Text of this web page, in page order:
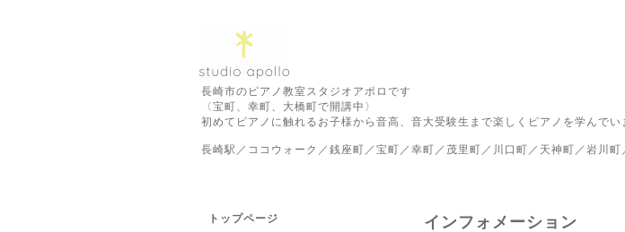
長崎市のピアノ教室スタジオアポロです
〈宝町、幸町、大橋町で開講中〉
初めてピアノに触れるお子様から音高、音大受験生まで楽しくピアノを学んでい
長崎駅／ココウォーク／銭座町／宝町／幸町／茂里町／川口町／天神町／岩川
インフォメーション
トップページ